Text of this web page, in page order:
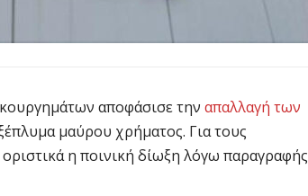
αποφάσισε την απαλλαγή των
μαύρου χρήματος. Για τους
η ποινική δίωξη λόγω παραγραφής